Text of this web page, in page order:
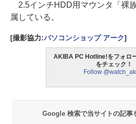
2.5インチHDD用マウンタ「裸
属している。
[撮影協力:パソコンショップ アーク]
AKIBA PC Hotline!をフォロ
をチェック！
Follow
Google 検索で当サイトの記事